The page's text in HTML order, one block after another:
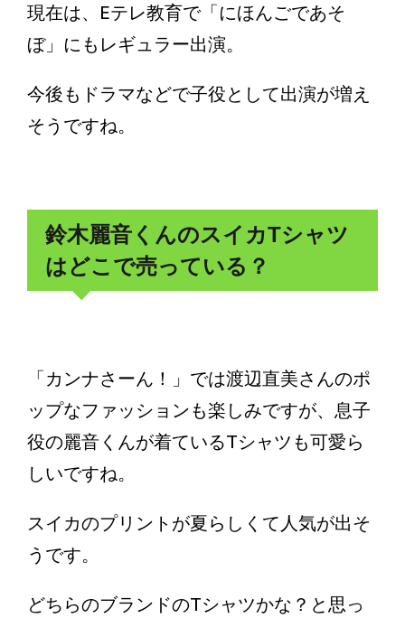
現在は、Eテレ教育で「にほんごであそ
ぼ」にもレギュラー出演。
今後もドラマなどで子役として出演が増え
そうですね。
鈴木麗音くんのスイカTシャツ
はどこで売っている？
「カンナさーん！」では渡辺直美さんのポ
ップなファッションも楽しみですが、息子
役の麗音くんが着ているTシャツも可愛ら
しいですね。
スイカのプリントが夏らしくて人気が出そ
うです。
どちらのブランドのTシャツかな？と思っ